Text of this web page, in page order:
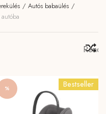
Autós babaülés
% Bestseller